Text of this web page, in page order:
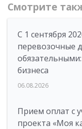
Смотрите
С 1 сентября
перевозочные
бизнеса
06.08.2026
Прием оплат с
проекта «Моя